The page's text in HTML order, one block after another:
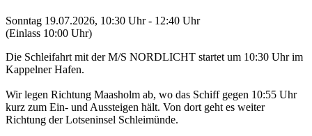
Sonntag 19.07.2026, 10:30 Uhr - 12:40 Uhr
(Einlass 10:00 Uhr)
Die Schleifahrt mit der M/S NORDLICHT startet um 10:30 Uhr im
Kappelner Hafen.
Wir legen Richtung Maasholm ab, wo das Schiff gegen 10:55 Uhr
kurz zum Ein- und Aussteigen hält. Von dort geht es weiter
Richtung der Lotseninsel Schleimünde.